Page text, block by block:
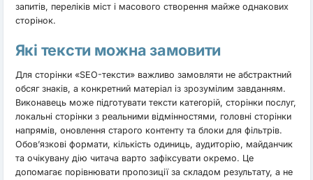
запитів, переліків міст і масового створення майже однакових
сторінок.
Які тексти можна замовити
Для сторінки «SEO-тексти» важливо замовляти не абстрактний
обсяг знаків, а конкретний матеріал із зрозумілим завданням.
Виконавець може підготувати тексти категорій, сторінки послуг,
локальні сторінки з реальними відмінностями, головні сторінки
напрямів, оновлення старого контенту та блоки для фільтрів.
Обов’язкові формати, кількість одиниць, аудиторію, майданчик
та очікувану дію читача варто зафіксувати окремо. Це
допомагає порівнювати пропозиції за складом результату, а не